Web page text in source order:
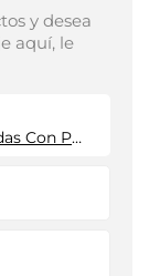
y desea
aquí, le
Llantas Forjadas BMW De 24 Pulgadas Con Pintura A Máquina, 5 X 112